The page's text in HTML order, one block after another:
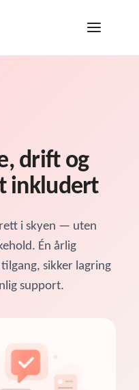
drift og
inkludert
i skyen — uten
Én årlig
sikker lagring
support.